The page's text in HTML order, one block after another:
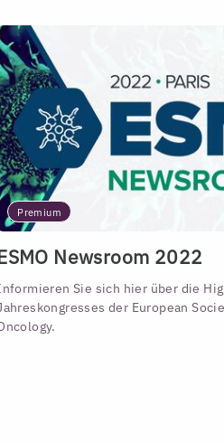
Premium
Newsroom 2022
Sie sich hier über die
der European